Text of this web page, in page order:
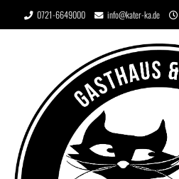
0721-6649000 info@kater-ka.de